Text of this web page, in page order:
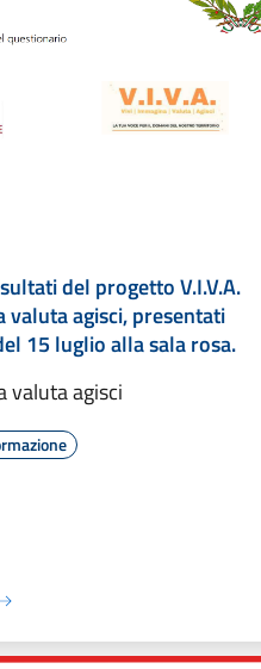
del progetto V.I.V.A.
valuta agisci, presentati
15 luglio alla sala rosa.
valuta agisci